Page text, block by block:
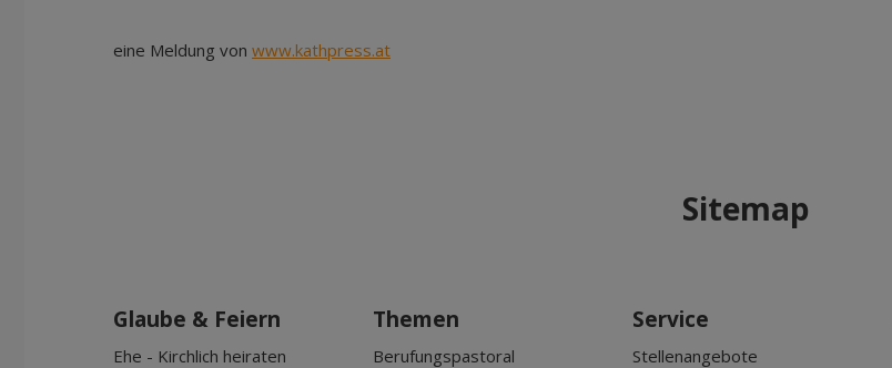
eine Meldung von www.kathpress.at
Sitemap
Glaube & Feiern
Ehe - Kirchlich heiraten
Themen
Berufungspastoral
Service
Stellenangebote